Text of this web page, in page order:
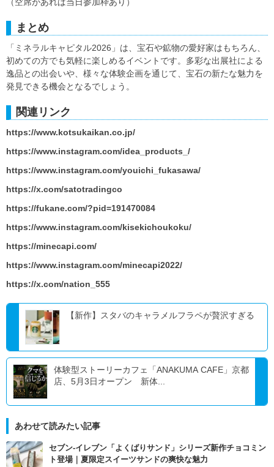
まとめ
「ミネラルキャピタル2026」は、宝石や鉱物の愛好家はもちろん、
初めての方でも気軽に楽しめるイベントです。多彩な出展社による
逸品との出会いや、様々な体験企画を通じて、宝石の新たな魅力を
発見できる機会となるでしょう。
関連リンク
https://www.kotsukaikan.co.jp/
https://www.instagram.com/idea_products_/
https://www.instagram.com/youichi_fukasawa/
https://x.com/satotradingco
https://fukane.com/?pid=191470084
https://www.instagram.com/kisekichoukoku/
https://minecapi.com/
https://www.instagram.com/minecapi2022/
https://x.com/nation_555
【新作】スタバのキャラメルフラペが贅沢すぎる
体験型ストーリーカフェ「ANAKUMA CAFE」京都
店、5月3日オープン 新体...
あわせて読みたい記事
セブン‐イレブン「よくばりサンド」シリーズ新作チョコミン
ト登場｜夏限定スイーツサンドの爽快な魅力